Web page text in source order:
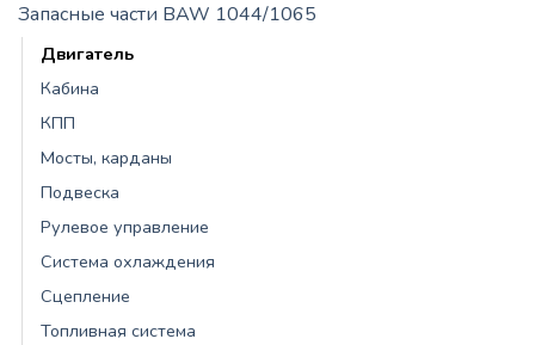
Запасные части BAW 1044/1065
Двигатель
Кабина
КПП
Мосты, карданы
Подвеска
Рулевое управление
Система охлаждения
Сцепление
Топливная система